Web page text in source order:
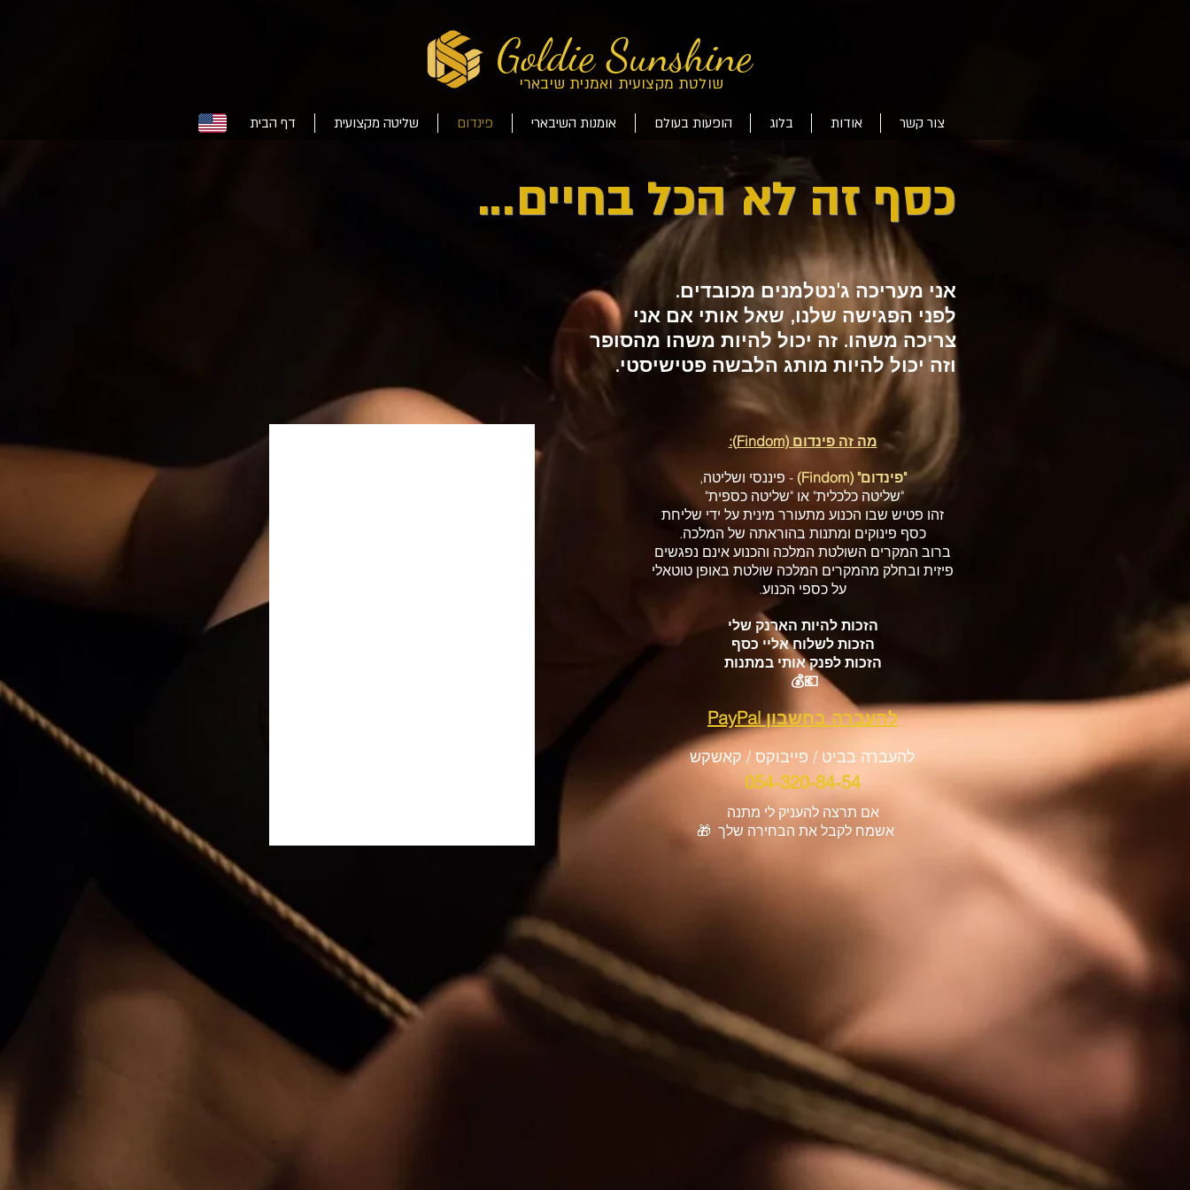
שולטת מקצועית ואמנית שיבארי
Goldie Sunshine
דף הבית שליטה מקצועית פינדום אומנות השיבארי הופעות בעולם בלוג אודות צור קשר
כסף זה לא הכל בחיים...
אני מעריכה ג'נטלמנים מכובדים.
לפני הפגישה שלנו, שאל אותי אם אני
צריכה משהו. זה יכול להיות משהו מהסופר
וזה יכול להיות מותג הלבשה פטישיסטי.
מה זה פינדום (Findom):
"פינדום"(Findom)
- פיננסי ושליטה,
"שליטה כלכלית" או "שליטה כספית"
זהו פטיש שבו הכנוע מתעורר מינית על ידי שליחת
כסף פינוקים ומתנות בהוראתה של המלכה.
ברוב המקרים השולטת המלכה והכנוע אינם נפגשים
פיזית ובחלק מהמקרים המלכה שולטת באופן טוטאלי
על כספי הכנוע.
הזכות להיות הארנק שלי
הזכות לשלוח אליי כסף
הזכות לפנק אותי במתנות
💶💰
להעברה בחשבון PayPal
להעברה בביט / פייבוקס / קאשקש
054-320-84-54
אם תרצה להעניק לי מתנה
אשמח לקבל את הבחירה שלך 🎁